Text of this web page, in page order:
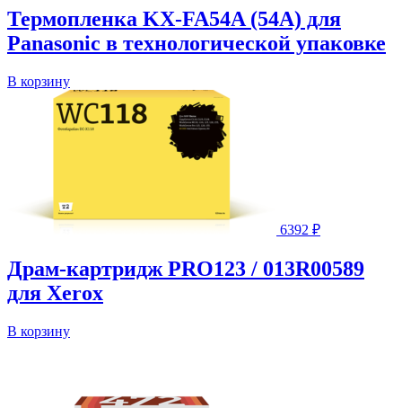
Термопленка KX-FA54A (54A) для
Panasonic в технологической упаковке
В корзину
6392 ₽
Драм-картридж PRO123 / 013R00589
для Xerox
В корзину